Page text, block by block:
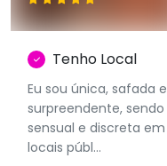
Tenho Local
Eu sou única, safada e
surpreendente, sendo
sensual e discreta em
locais públ...